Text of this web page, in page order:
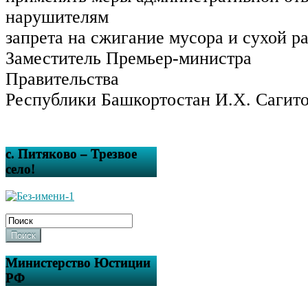
нарушителям
запрета на сжигание мусора и сухой
Заместитель Премьер-министра
Правительства
Республики Башкортостан И.Х.
с. Питяково – Трезвое
село!
Поиск
Министерство Юстиции
РФ